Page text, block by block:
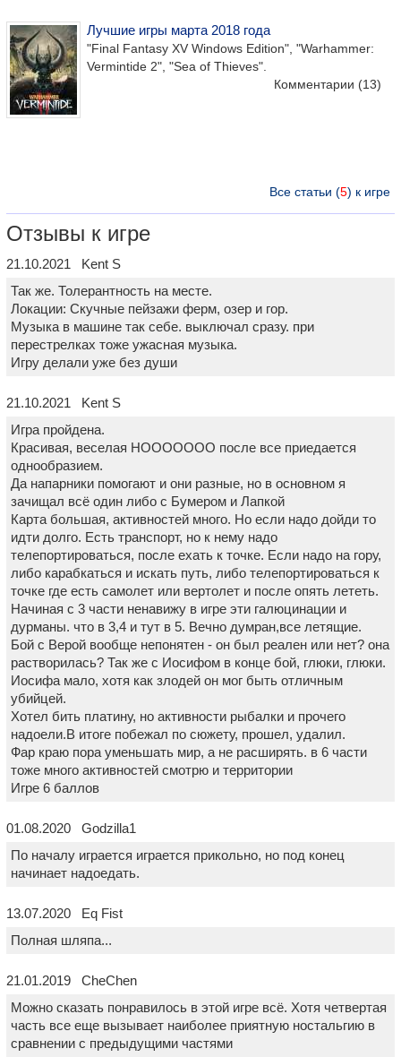
Лучшие игры марта 2018 года
"Final Fantasy XV Windows Edition", "Warhammer:
Vermintide 2", "Sea of Thieves".
Комментарии (13)
Все статьи (5) к игре
Отзывы к игре
21.10.2021 Kent S
Так же. Толерантность на месте.
Локации: Скучные пейзажи ферм, озер и гор.
Музыка в машине так себе. выключал сразу. при
перестрелках тоже ужасная музыка.
Игру делали уже без души
21.10.2021 Kent S
Игра пройдена.
Красивая, веселая НООООООО после все приедается
однообразием.
Да напарники помогают и они разные, но в основном я
зачищал всё один либо с Бумером и Лапкой
Карта большая, активностей много. Но если надо дойди то
идти долго. Есть транспорт, но к нему надо
телепортироваться, после ехать к точке. Если надо на гору,
либо карабкаться и искать путь, либо телепортироваться к
точке где есть самолет или вертолет и после опять лететь.
Начиная с 3 части ненавижу в игре эти галюцинации и
дурманы. что в 3,4 и тут в 5. Вечно думран,все летящие.
Бой с Верой вообще непонятен - он был реален или нет? она
растворилась? Так же с Иосифом в конце бой, глюки, глюки.
Иосифа мало, хотя как злодей он мог быть отличным
убийцей.
Хотел бить платину, но активности рыбалки и прочего
надоели.В итоге побежал по сюжету, прошел, удалил.
Фар краю пора уменьшать мир, а не расширять. в 6 части
тоже много активностей смотрю и территории
Игре 6 баллов
01.08.2020 Godzilla1
По началу играется играется прикольно, но под конец
начинает надоедать.
13.07.2020 Eq Fist
Полная шляпа...
21.01.2019 CheChen
Можно сказать понравилось в этой игре всё. Хотя четвертая
часть все еще вызывает наиболее приятную ностальгию в
сравнении с предыдущими частями